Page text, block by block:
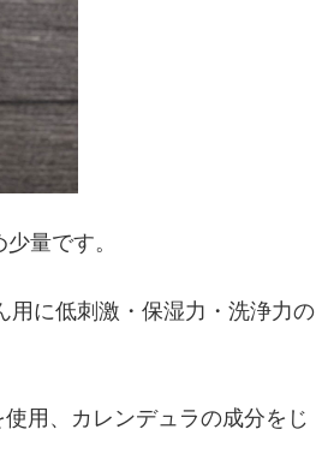
量です。
用に低刺激・保湿力・洗浄力の
用、カレンデュラの成分をじ